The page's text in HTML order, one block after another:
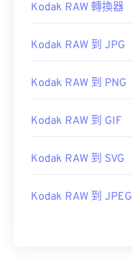
Kodak RAW 轉換器
Kodak RAW 到 JPG
Kodak RAW 到 PNG
Kodak RAW 到 GIF
Kodak RAW 到 SVG
Kodak RAW 到 JPEG